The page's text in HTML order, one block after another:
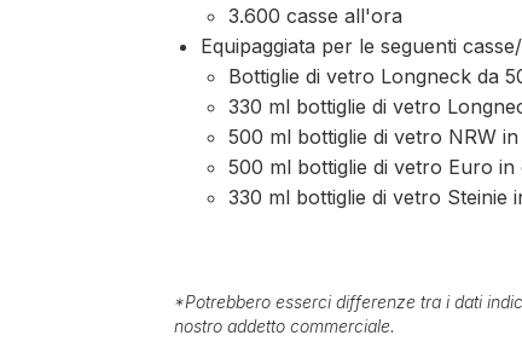
3.600 casse all'ora
Equipaggiata per le seguenti
Bottiglie di vetro Longneck da
330 ml bottiglie di vetro
500 ml bottiglie di vetro NRW
500 ml bottiglie di vetro Euro
330 ml bottiglie di vetro Steinie
*Potrebbero esserci differenze tra i dati
nostro addetto commerciale.